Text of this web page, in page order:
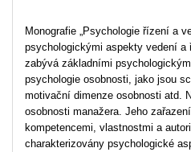
Monografie „Psychologie řízení a
psychologickými aspekty vedení
zabývá základními
psychologie osobnosti, jako jsou
motivační dimenze osobnosti atd.
osobnosti manažera. Jeho
kompetencemi, vlastnostmi a
charakterizovány psychologické